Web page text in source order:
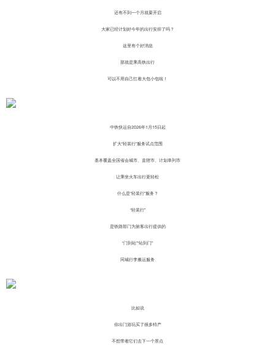
还有不到一个月就要开启
大家已经计划好今年的出行安排了吗？
这里有个好消息
那就是乘高铁出行
可以不用自己扛着大包小包啦！
中铁快运自2026年1月15日起
扩大“轻装行”服务试点范围
基本覆盖全国省会城市、直辖市、计划单列市
让乘坐火车出行更轻松
什么是“轻装行”服务？
“轻装行”
是铁路部门为旅客出行提供的
“门到站”“站到门”
同城行李搬运服务
比如说
你出门游玩买了很多特产
不想带着它们去下一个景点